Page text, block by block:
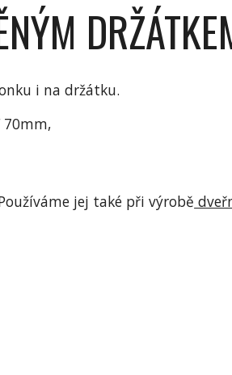
i na držátku.
70mm,
jej také při výrobě